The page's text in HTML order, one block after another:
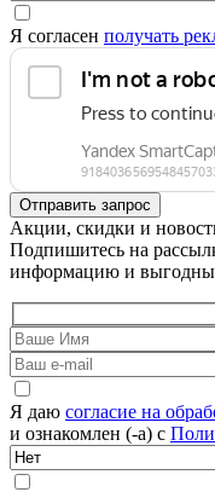
Я согласен получать
Акции, скидки и
Подпишитесь на
информацию и
Я даю согласие на
и ознакомлен (-а) с